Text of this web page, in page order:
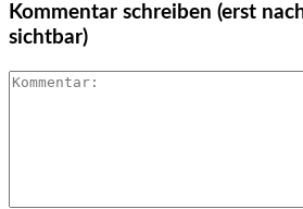
Kommentar schreiben (erst
sichtbar)